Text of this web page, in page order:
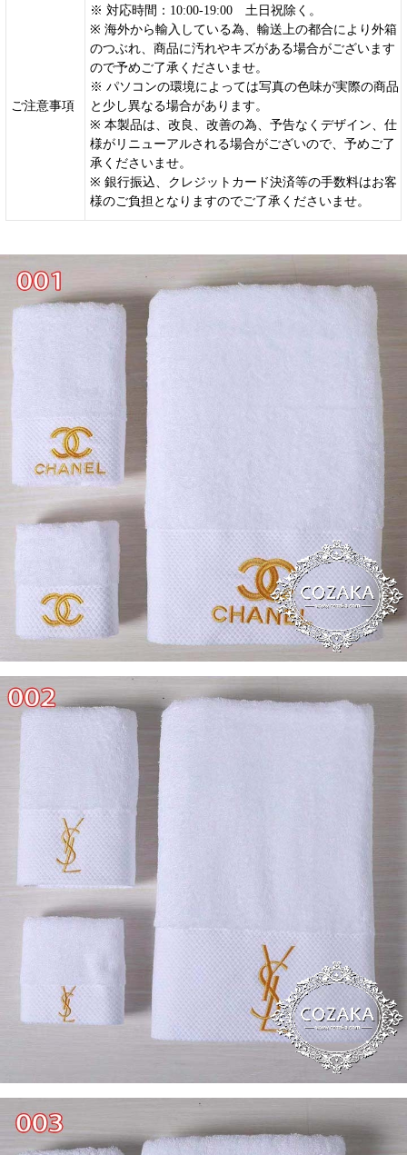
ご注意事項
※ 対応時間：10:00-19:00 土日祝除く。
※ 海外から輸入している為、輸送上の都合により外箱
のつぶれ、商品に汚れやキズがある場合がございます
ので予めご了承くださいませ。
※ パソコンの環境によっては写真の色味が実際の商品
と少し異なる場合があります。
※ 本製品は、改良、改善の為、予告なくデザイン、仕
様がリニューアルされる場合がございので、予めご了
承くださいませ。
※ 銀行振込、クレジットカード決済等の手数料はお客
様のご負担となりますのでご了承くださいませ。